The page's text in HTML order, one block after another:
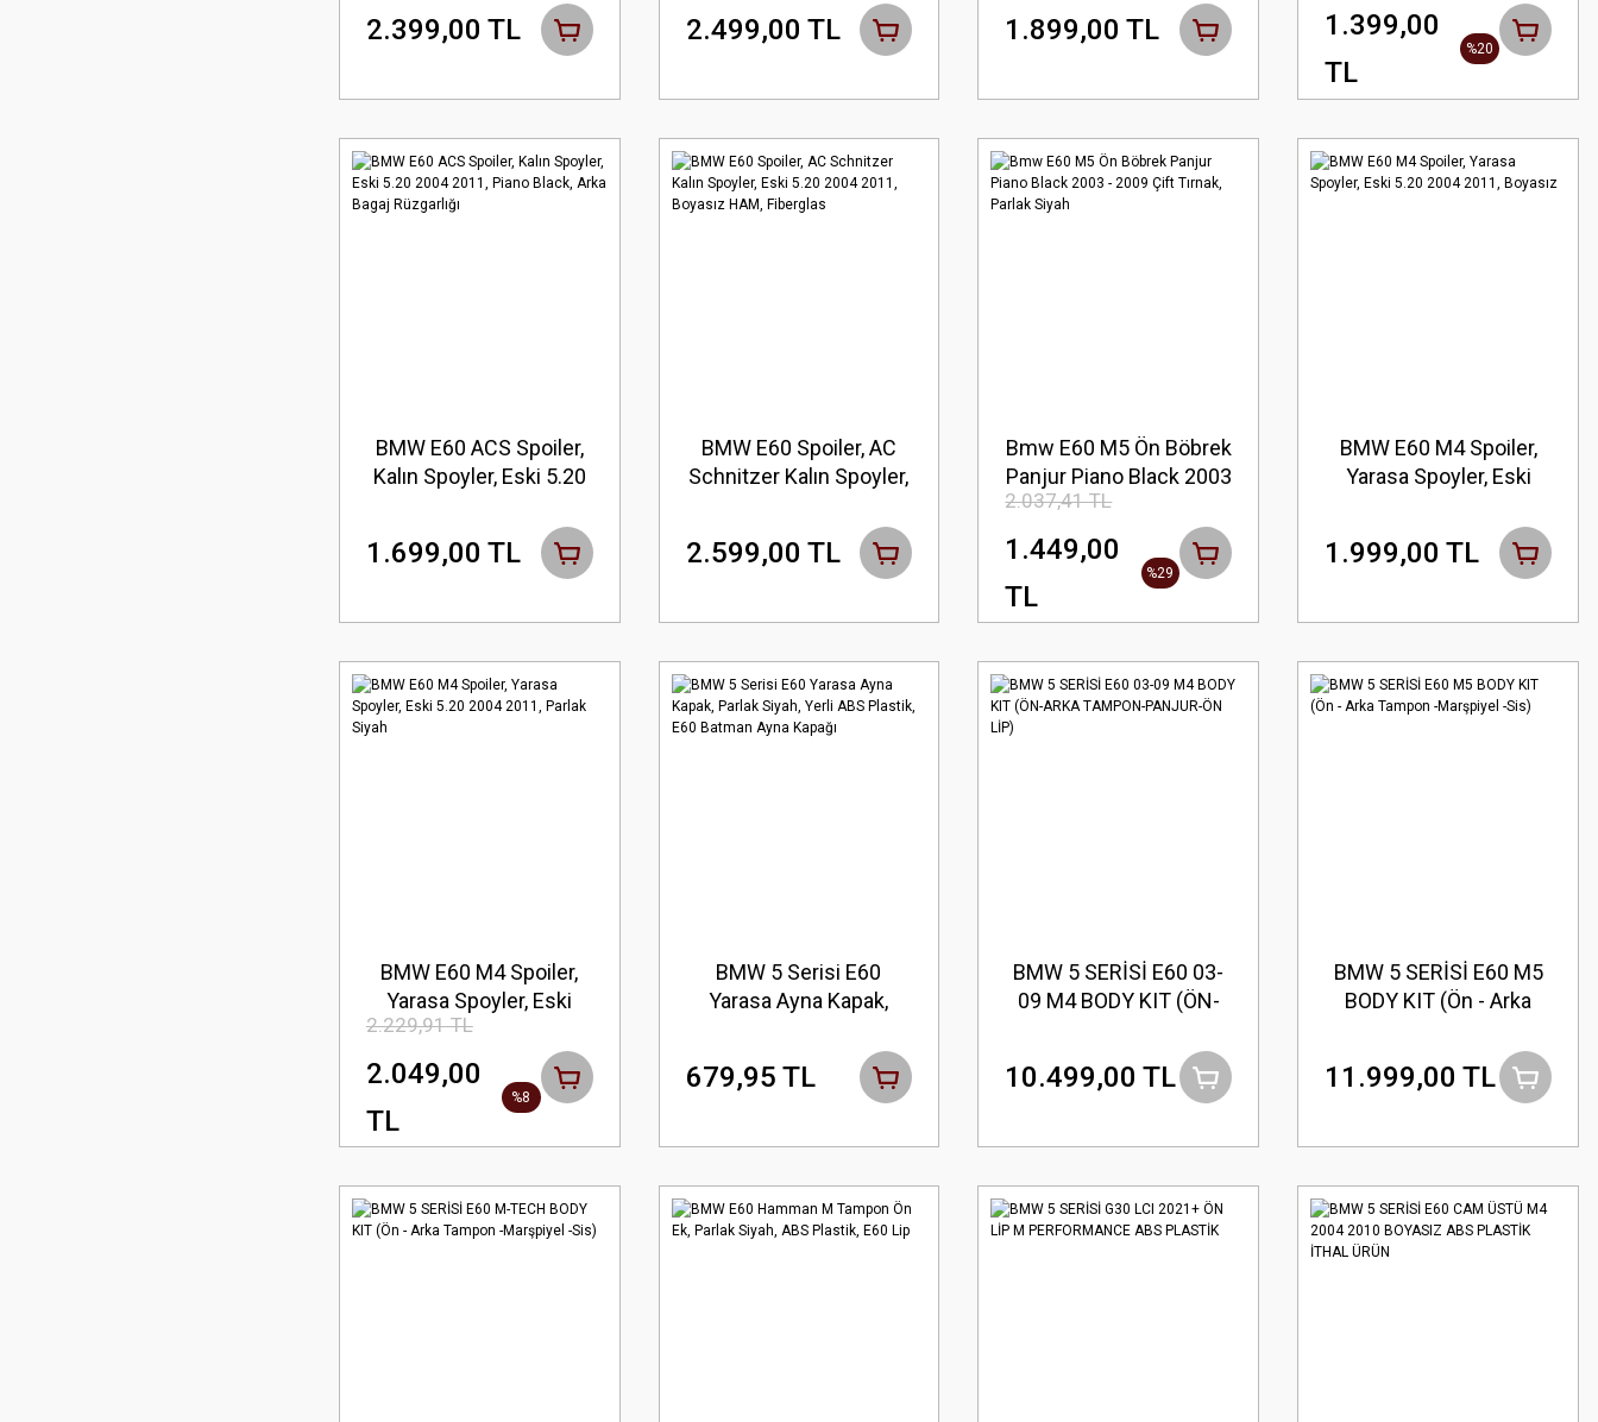
2.399,00 TL 2.499,00 TL
Parlak siyah Boyalı
1.899,00 TL
Arka Bagaj Üstü
Rüzgarlık Spoyler
1.399,00
TL
%20
BMW E60 ACS Spoiler,
Kalın Spoyler, Eski 5.20
Arka Bagaj Rüzgarlığı
1.699,00 TL
BMW E60 Spoiler, AC
Schnitzer Kalın Spoyler,
Boyasız HAM, Fiberglas
2.599,00 TL
Bmw E60 M5 Ön Böbrek
Panjur Piano Black 2003
- 2009 Çift Tırnak,
Parlak Siyah
2.037,41 TL
1.449,00
TL
%29
BMW E60 M4 Spoiler,
Yarasa Spoyler, Eski
1.999,00 TL
BMW E60 M4 Spoiler,
Yarasa Spoyler, Eski
5.20 2004 2011, Parlak
Siyah
2.229,91 TL
2.049,00
TL
%8
BMW 5 Serisi E60
Yarasa Ayna Kapak,
Plastik, E60 Batman
Ayna Kapağı
679,95 TL
BMW 5 SERİSİ E60 03-
09 M4 BODY KIT (ÖN-
PANJUR-ÖN LİP)
10.499,00 TL
BMW 5 SERİSİ E60 M5
BODY KIT (Ön - Arka
11.999,00 TL